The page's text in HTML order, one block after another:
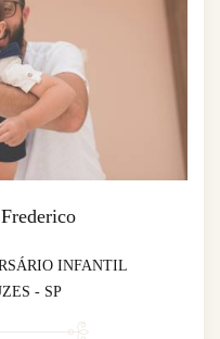
INFANTIL
- SP